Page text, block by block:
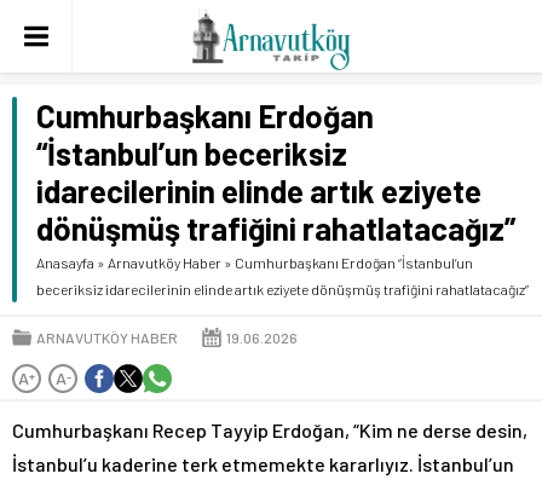
Cumhurbaşkanı Erdoğan
“İstanbul’un beceriksiz
idarecilerinin elinde artık eziyete
dönüşmüş trafiğini rahatlatacağız”
Anasayfa » Arnavutköy Haber » Cumhurbaşkanı Erdoğan “İstanbul’un
beceriksiz idarecilerinin elinde artık eziyete dönüşmüş trafiğini rahatlatacağız”
ARNAVUTKÖY HABER 19.06.2026
A+ A-
Cumhurbaşkanı Recep Tayyip Erdoğan, “Kim ne derse desin,
İstanbul’u kaderine terk etmemekte kararlıyız. İstanbul’un